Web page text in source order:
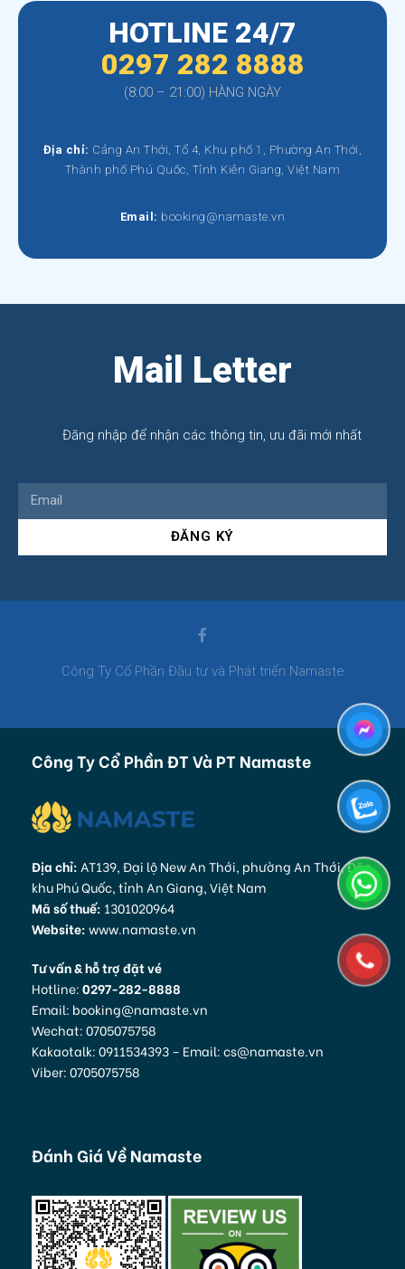
HOTLINE 24/7
0297 282 8888
(8:00 – 21:00) HÀNG NGÀY
Địa chỉ: Cảng An Thới, Tổ 4, Khu phố 1, Phường An Thới,
Thành phố Phú Quốc, Tỉnh Kiên Giang, Việt Nam
Email: booking@namaste.vn
Mail Letter
Đăng nhập để nhận các thông tin, ưu đãi mới nhất
ĐĂNG KÝ
Công Ty Cổ Phần Đầu tư và Phát triển Namaste
Công Ty Cổ Phần ĐT Và PT Namaste
Địa chỉ: AT139, Đại lộ New An Thới, phường An Thới, Đặc
khu Phú Quốc, tỉnh An Giang, Việt Nam
Mã số thuế: 1301020964
Website:www.namaste.vn
Tư vấn & hỗ trợ đặt vé
Hotline:0297-282-8888
Email: booking@namaste.vn
Wechat: 0705075758
Kakaotalk: 0911534393 – Email: cs@namaste.vn
Viber: 0705075758
Đánh Giá Về Namaste